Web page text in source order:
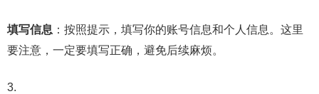
填写信息 ：按照提示，填写你的账号信息和个人信息。这里
要注意，一定要填写正确，避免后续麻烦。